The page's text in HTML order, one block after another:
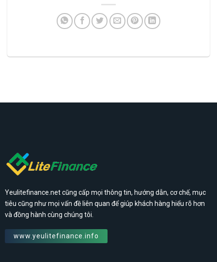
Yeulitefinance.net cũng cấp mọi thông tin, hướng dẫn, cơ chế, mục
tiêu cũng như mọi vấn đề liên quan để giúp khách hàng hiểu rõ hơn
và đồng hành cùng chúng tôi.
www.yeulitefinance.info